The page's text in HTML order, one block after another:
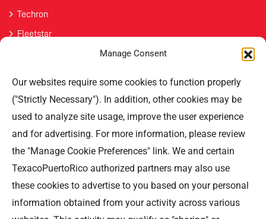
Manage Consent
Our websites require some cookies to function properly
("Strictly Necessary"). In addition, other cookies may be
used to analyze site usage, improve the user experience
and for advertising. For more information, please review
the "Manage Cookie Preferences" link. We and certain
TexacoPuertoRico authorized partners may also use
these cookies to advertise to you based on your personal
information obtained from your activity across various
Techron
Fleetstar
Contáctenos
Professional Offices Park 996
San Roberto Street 5th Floor Tower III,
San Juan PR 00926
Teléfono: (787) 705-5307